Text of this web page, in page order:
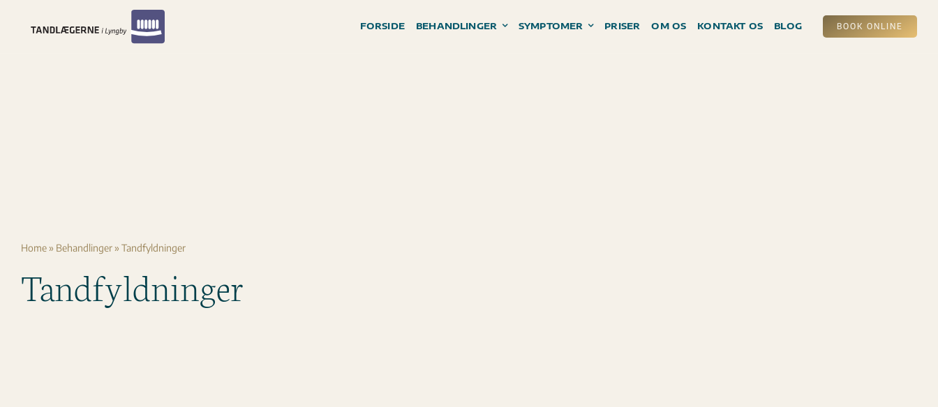
FORSIDE BEHANDLINGER SYMPTOMER PRISER OM OS KONTAKT OS BLOG BOOK ONLINE
Home» Behandlinger» Tandfyldninger
Tandfyldninger